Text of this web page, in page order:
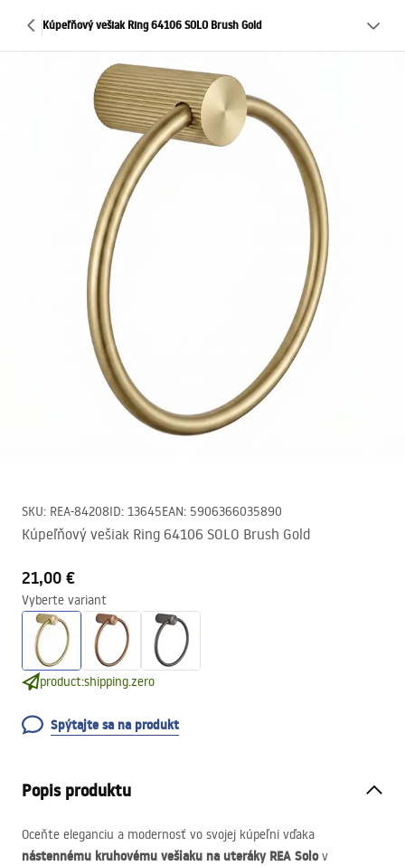
Kúpeľňový vešiak Ring 64106 SOLO Brush Gold
SKU: REA-84208ID: 13645EAN: 5906366035890
Kúpeľňový vešiak Ring 64106 SOLO Brush Gold
21,00 €
Vyberte variant
product:shipping.zero
Spýtajte sa na produkt
Popis produktu
Oceňte eleganciu a modernosť vo svojej kúpeľni vďaka
nástennému kruhovému vešiaku na uteráky REA Solov